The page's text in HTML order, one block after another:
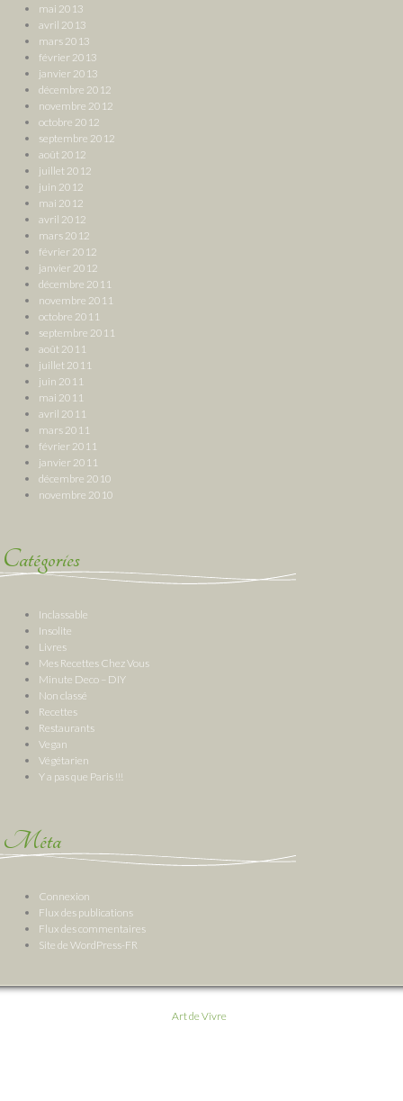
mai 2013
avril 2013
mars 2013
février 2013
janvier 2013
décembre 2012
novembre 2012
octobre 2012
septembre 2012
août 2012
juillet 2012
juin 2012
mai 2012
avril 2012
mars 2012
février 2012
janvier 2012
décembre 2011
novembre 2011
octobre 2011
septembre 2011
août 2011
juillet 2011
juin 2011
mai 2011
avril 2011
mars 2011
février 2011
janvier 2011
décembre 2010
novembre 2010
Catégories
Inclassable
Insolite
Livres
Mes Recettes Chez Vous
Minute Deco – DIY
Non classé
Recettes
Restaurants
Vegan
Végétarien
Y a pas que Paris !!!
Méta
Connexion
Flux des publications
Flux des commentaires
Site de WordPress-FR
Art de Vivre